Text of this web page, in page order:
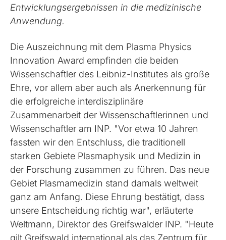
Entwicklungsergebnissen in die medizinische
Anwendung.
Die Auszeichnung mit dem Plasma Physics
Innovation Award empfinden die beiden
Wissenschaftler des Leibniz-Institutes als große
Ehre, vor allem aber auch als Anerkennung für
die erfolgreiche interdisziplinäre
Zusammenarbeit der Wissenschaftlerinnen und
Wissenschaftler am INP. "Vor etwa 10 Jahren
fassten wir den Entschluss, die traditionell
starken Gebiete Plasmaphysik und Medizin in
der Forschung zusammen zu führen. Das neue
Gebiet Plasmamedizin stand damals weltweit
ganz am Anfang. Diese Ehrung bestätigt, dass
unsere Entscheidung richtig war", erläuterte
Weltmann, Direktor des Greifswalder INP. "Heute
gilt Greifswald international als das Zentrum für